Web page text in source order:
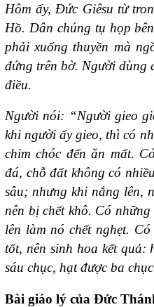
Hôm ấy, Đức Giêsu từ
Hồ. Dân chúng tụ họp
phải xuống thuyền mà
đứng trên bờ. Người dùng
điều.
Người nói: “Người gieo
khi người ấy gieo, thì có
chim chóc đến ăn mất.
đá, chỗ đất không có
sâu; nhưng khi nắng lên,
nên bị chết khô. Có
lên làm nó chết nghẹt.
tốt, nên sinh hoa kết quả:
sáu chục, hạt được ba
Bài giáo lý của Đức